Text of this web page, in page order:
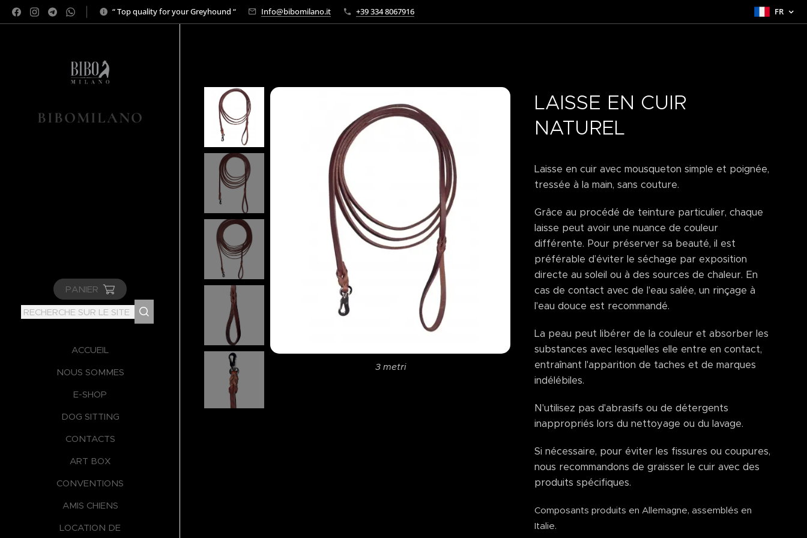
“ Top quality for your Greyhound “ Info@bibomilano.it +39 334 8067916 FR
BIBOMILANO
PANIER
ACCUEIL
NOUS SOMMES
E-SHOP
DOG SITTING
CONTACTS
ART BOX
CONVENTIONS
AMIS CHIENS
LOCATION DE
LAISSE EN CUIR
NATUREL
3 metri
5 metri
Laisse en cuir avec mousqueton simple et poignée,
tressée à la main, sans couture.
Grâce au procédé de teinture particulier, chaque
laisse peut avoir une nuance de couleur
différente. Pour préserver sa beauté, il est
préférable d’éviter le séchage par exposition
directe au soleil ou à des sources de chaleur. En
cas de contact avec de l'eau salée, un rinçage à
l'eau douce est recommandé.
La peau peut libérer de la couleur et absorber les
substances avec lesquelles elle entre en contact,
entraînant l'apparition de taches et de marques
indélébiles.
N'utilisez pas d'abrasifs ou de détergents
inappropriés lors du nettoyage ou du lavage.
Si nécessaire, pour éviter les fissures ou coupures,
nous recommandons de graisser le cuir avec des
produits spécifiques.
Composants produits en Allemagne, assemblés en
Italie.